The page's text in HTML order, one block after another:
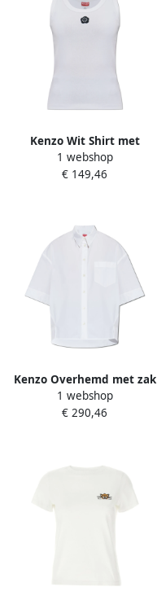
Kenzo Wit Shirt met
Geborduurd Merkembleem
White Dames
1 webshop
€ 149,46
Kenzo Overhemd met zak
White Dames
1 webshop
€ 290,46